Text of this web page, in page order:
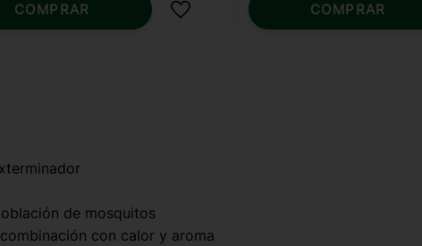
Añadir a favoritos
COMPRAR COMPRAR
de mosquitos
con calor y aroma